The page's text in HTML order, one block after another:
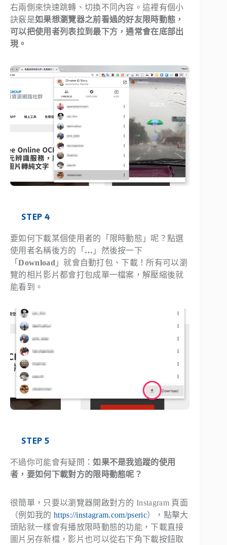
右兩側來快速跳轉、切換不同內容。這裡有個小
訣竅是如果想瀏覽器之前看過的好友限時動態，
可以把使用者列表拉到最下方，通常會在底部出
現。
STEP 4
要如何下載某個使用者的「限時動態」呢？點選
使用者名稱後方的「 … 」然後按一下
「Download 」就會自動打包、下載！所有可以瀏
覽的相片影片都會打包成單一檔案，解壓縮後就
能看到。
STEP 5
不過你可能會有疑問：如果不是我追蹤的使用
者，要如何下載對方的限時動態呢？
很簡單，只要以瀏覽器開啟對方的 Instagram 頁面
（例如我的 https://instagram.com/pseric），點擊大
頭貼就一樣會有播放限時動態的功能，下載直接
圖片另存新檔，影片也可以從右下角下載按鈕取